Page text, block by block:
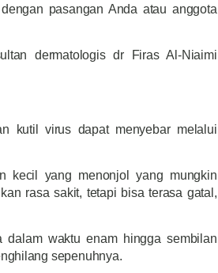
pasangan Anda atau anggota
dermatologis dr Firas Al-Niaimi
kutil virus dapat menyebar melalui
kecil yang menonjol yang mungkin
rasa sakit, tetapi bisa terasa gatal,
dalam waktu enam hingga sembilan
sepenuhnya.